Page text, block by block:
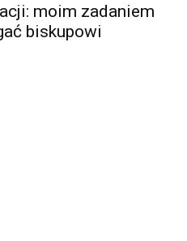
moim zadaniem
biskupowi